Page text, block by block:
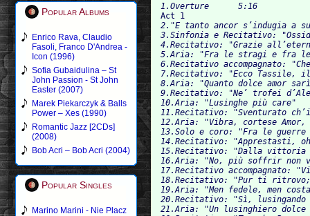
Popular Albums
Enrico Rava, Claudio
Fasoli, Franco D'Andrea -
Icon (1996)
Sofia Gubaidulina – St
John Passion - St John
Easter (2007)
Marek Piekarczyk & Balls
Power – Xes (1990)
Romantic Jazz [2CDs]
(2008)
Bob Acri – Bob Acri (2004)
Popular Singles
Marino Marini - Nie Placz
1.Overture	5:16
Act 1
2."E tanto ancor s’indugia a
3.Sinfonia e Recitativo:
4.Recitativo: "Grazie all’eterno
5.Aria: "Fra le stragi e fra le
6.Recitativo accompagnato: "Che
7.Recitativo: "Ecco Tassile, il
8.Aria: "Quanto dolce amor sarìa
9.Recitativo: "Ne’ trofei
10.Aria: "Lusinghe più care"	5:12
11.Recitativo: "Sventurato ch’io
12.Aria: "Vibra, cortese Amor,
13.Solo e coro: "Fra le guerre
14.Recitativo: "Apprestasti, oh
15.Recitativo: "Dalla vittoria
16.Aria: "No, più soffrir non
17.Recitativo accompagnato:
18.Recitativo: "Pur ti ritrovo; e
19.Aria: "Men fedele, men
20.Recitativo: "Sì, lusingando ei
21.Aria: "Un lusinghiero dolce